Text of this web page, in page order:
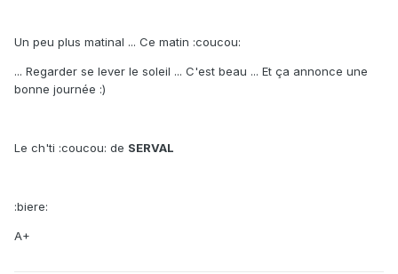
Un peu plus matinal ... Ce matin :coucou:
... Regarder se lever le soleil ... C'est beau ... Et ça annonce une
bonne journée :)
Le ch'ti :coucou: de SERVAL
:biere:
A+